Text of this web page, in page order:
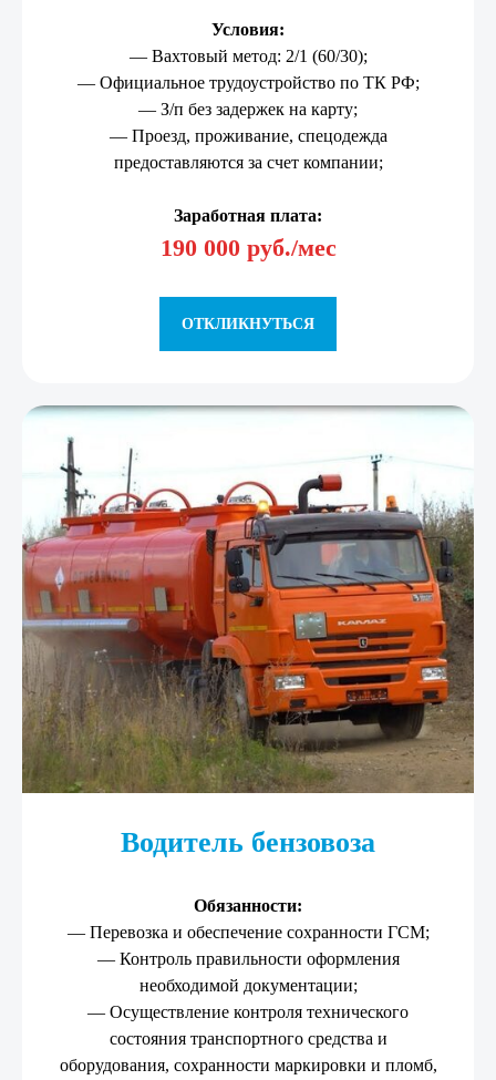
Условия:
— Вахтовый метод: 2/1 (60/30);
— Официальное трудоустройство по ТК РФ;
— З/п без задержек на карту;
— Проезд, проживание, спецодежда
предоставляются за счет компании;
Заработная плата:
190 000 руб./мес
ОТКЛИКНУТЬСЯ
Водитель бензовоза
Обязанности:
— Перевозка и обеспечение сохранности ГСМ;
— Контроль правильности оформления
необходимой документации;
— Осуществление контроля технического
состояния транспортного средства и
оборудования, сохранности маркировки и пломб,